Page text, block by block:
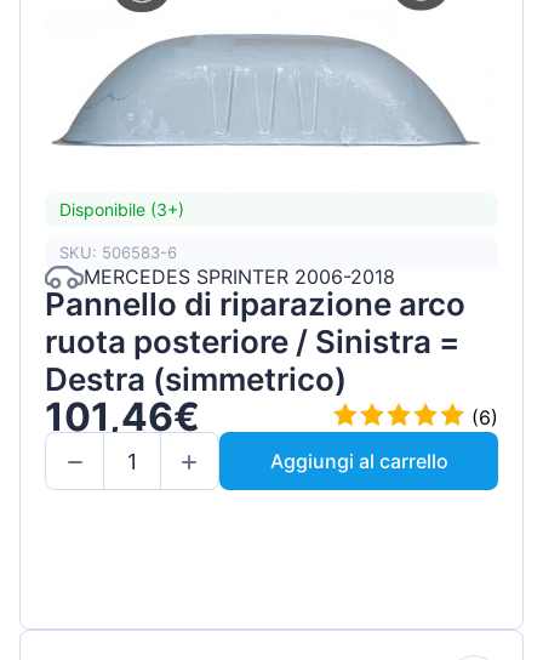
Disponibile (3+)
SKU: 506583-6
MERCEDES SPRINTER 2006-2018
Pannello di riparazione arco
ruota posteriore / Sinistra =
Destra (simmetrico)
101,46€
(6)
Aggiungi al carrello